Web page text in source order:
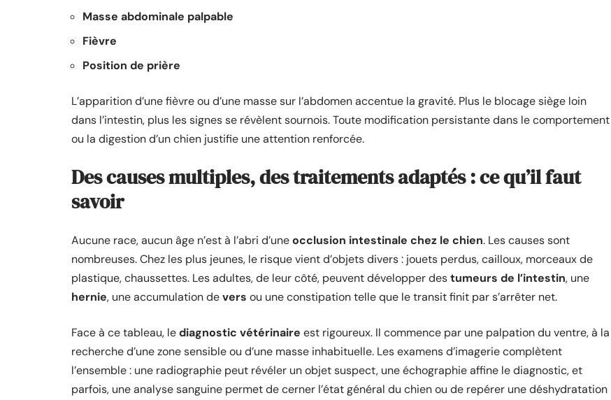
Masse abdominale palpable
Fièvre
Position de prière
L’apparition d’une fièvre ou d’une masse sur l’abdomen accentue la gravité. Plus le blocage siège loin
dans l’intestin, plus les signes se révèlent sournois. Toute modification persistante dans le comportement
ou la digestion d’un chien justifie une attention renforcée.
Des causes multiples, des traitements adaptés : ce qu’il faut
savoir
Aucune race, aucun âge n’est à l’abri d’uneocclusion intestinale chez le chien. Les causes sont
nombreuses. Chez les plus jeunes, le risque vient d’objets divers : jouets perdus, cailloux, morceaux de
plastique, chaussettes. Les adultes, de leur côté, peuvent développer destumeurs de l’intestin, une
hernie, une accumulation devers ou une constipation telle que le transit finit par s’arrêter net.
Face à ce tableau, lediagnostic vétérinaire est rigoureux. Il commence par une palpation du ventre, à la
recherche d’une zone sensible ou d’une masse inhabituelle. Les examens d’imagerie complètent
l’ensemble : une radiographie peut révéler un objet suspect, une échographie affine le diagnostic, et
parfois, une analyse sanguine permet de cerner l’état général du chien ou de repérer une déshydratation